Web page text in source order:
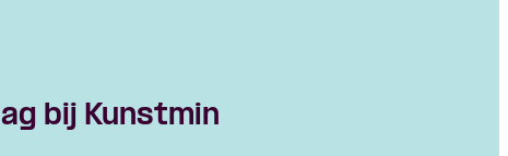
bij Kunstmin